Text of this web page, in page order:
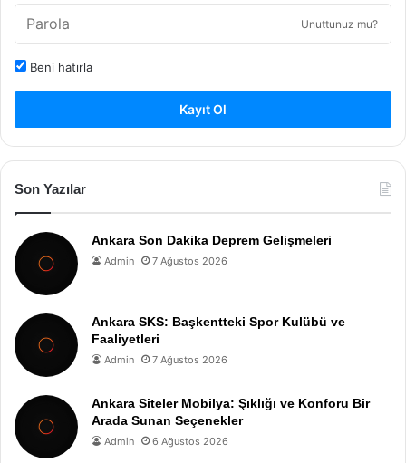
Unuttunuz mu?
Beni hatırla
Kayıt Ol
Son Yazılar
Ankara Son Dakika Deprem Gelişmeleri
Admin 7 Ağustos 2026
Ankara SKS: Başkentteki Spor Kulübü ve
Faaliyetleri
Admin 7 Ağustos 2026
Ankara Siteler Mobilya: Şıklığı ve Konforu Bir
Arada Sunan Seçenekler
Admin 6 Ağustos 2026